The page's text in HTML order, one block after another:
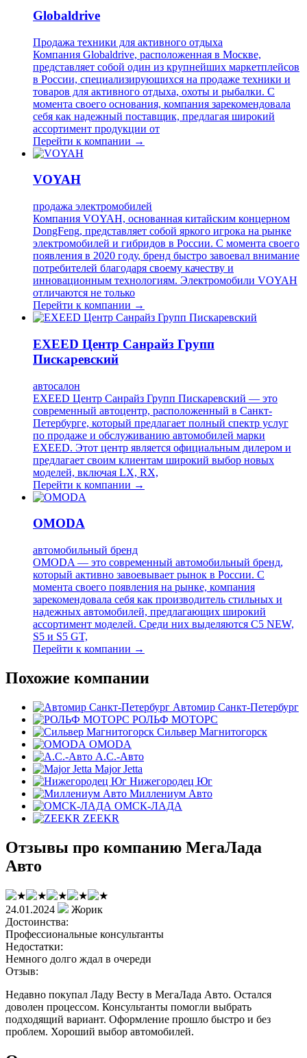
Globaldrive
Продажа техники для активного отдыха
Компания Globaldrive, расположенная в Москве,
представляет собой один из крупнейших маркетплейсов
в России, специализирующихся на продаже техники и
товаров для активного отдыха, охоты и рыбалки. С
момента своего основания, компания зарекомендовала
себя как надежный поставщик, предлагая широкий
ассортимент продукции от
Перейти к компании →
VOYAH
продажа электромобилей
Компания VOYAH, основанная китайским концерном
DongFeng, представляет собой яркого игрока на рынке
электромобилей и гибридов в России. С момента своего
появления в 2020 году, бренд быстро завоевал внимание
потребителей благодаря своему качеству и
инновационным технологиям. Электромобили VOYAH
отличаются не только
Перейти к компании →
EXEED Центр Санрайз Групп
Пискаревский
автосалон
EXEED Центр Санрайз Групп Пискаревский — это
современный автоцентр, расположенный в Санкт-
Петербурге, который предлагает полный спектр услуг
по продаже и обслуживанию автомобилей марки
EXEED. Этот центр является официальным дилером и
предлагает своим клиентам широкий выбор новых
моделей, включая LX, RX,
Перейти к компании →
OMODA
автомобильный бренд
OMODA — это современный автомобильный бренд,
который активно завоевывает рынок в России. С
момента своего появления на рынке, компания
зарекомендовала себя как производитель стильных и
надежных автомобилей, предлагающих широкий
ассортимент моделей. Среди них выделяются C5 NEW,
S5 и S5 GT,
Перейти к компании →
Похожие компании
Автомир Санкт-Петербург
РОЛЬФ МОТОРС
Сильвер Магнитогорск
OMODA
А.С.-Авто
Major Jetta
Нижегородец Юг
Миллениум Авто
ОМСК-ЛАДА
ZEEKR
Отзывы про компанию МегаЛада
Авто
24.01.2024
Жорик
Достоинства:
Профессиональные консультанты
Недостатки:
Немного долго ждал в очереди
Отзыв:
Недавно покупал Ладу Весту в МегаЛада Авто. Остался
доволен процессом. Консультанты помогли выбрать
подходящий вариант. Оформление прошло быстро и без
проблем. Хороший выбор автомобилей.